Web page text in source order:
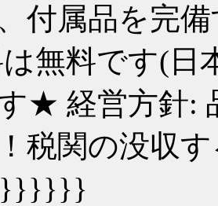
付属品を完
無料です(日
★ 経営方針:
税関の没収
}}}}}}